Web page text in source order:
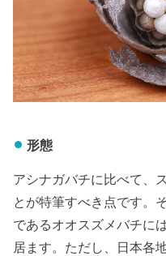
形態
アシナガバチに比べて、
とが特筆すべき点です。
であるオオスズメバチに
居ます。ただし、日本各